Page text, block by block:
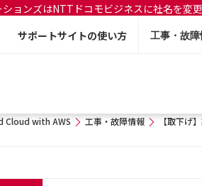
ョンズはNTTドコモビジネスに社名を変
サポートサイトの使い方 工事・故
Cloud with AWS 工事・故障情報 【取下げ